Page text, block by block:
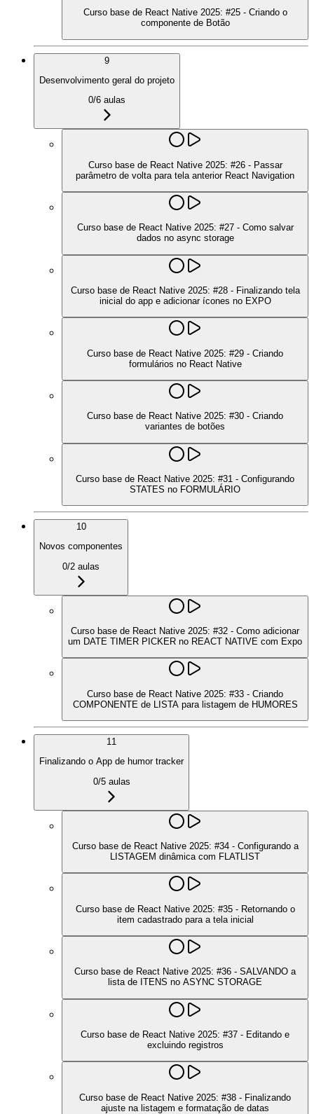
Curso base de React Native 2025: #25 - Criando o
componente de Botão
9
Desenvolvimento geral do projeto
0/6 aulas
Curso base de React Native 2025: #26 - Passar
parâmetro de volta para tela anterior React Navigation
Curso base de React Native 2025: #27 - Como salvar
dados no async storage
Curso base de React Native 2025: #28 - Finalizando tela
inicial do app e adicionar ícones no EXPO
Curso base de React Native 2025: #29 - Criando
formulários no React Native
Curso base de React Native 2025: #30 - Criando
variantes de botões
Curso base de React Native 2025: #31 - Configurando
STATES no FORMULÁRIO
10
Novos componentes
0/2 aulas
Curso base de React Native 2025: #32 - Como adicionar
um DATE TIMER PICKER no REACT NATIVE com Expo
Curso base de React Native 2025: #33 - Criando
COMPONENTE de LISTA para listagem de HUMORES
11
Finalizando o App de humor tracker
0/5aulas
Curso base de React Native 2025: #34 - Configurando a
LISTAGEM dinâmica com FLATLIST
Curso base de React Native 2025: #35 - Retornando o
item cadastrado para a tela inicial
Curso base de React Native 2025: #36 - SALVANDO a
lista de ITENS no ASYNC STORAGE
Curso base de React Native 2025: #37 - Editando e
excluindo registros
Curso base de React Native 2025: #38 - Finalizando
ajuste na listagem e formatação de datas